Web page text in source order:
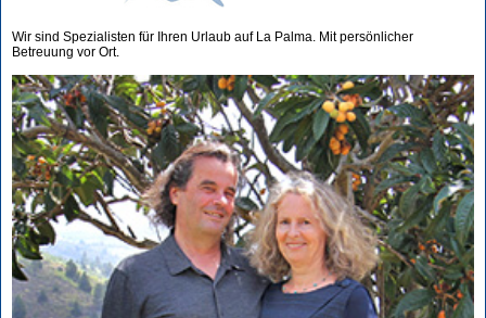
Wir sind Spezialisten für Ihren Urlaub auf La Palma. Mit persönlicher
Betreuung vor Ort.